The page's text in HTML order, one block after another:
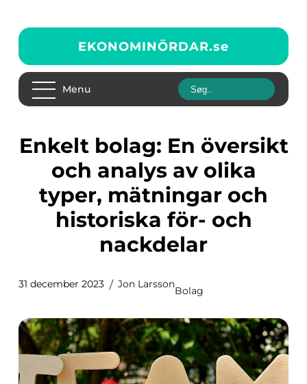
EKONOMINÖRDAR.se
Menu
Enkelt bolag: En översikt
och analys av olika
typer, mätningar och
historiska för- och
nackdelar
31 december 2023 Jon Larsson
Bolag